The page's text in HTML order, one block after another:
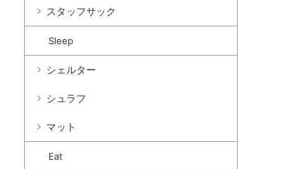
スタッフサック
Sleep
シェルター
シュラフ
マット
Eat